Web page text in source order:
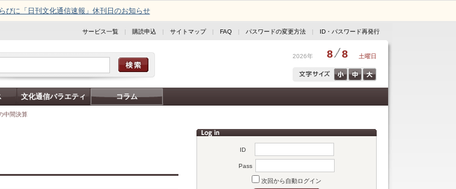
びに「日刊文化通信速報」休刊日のお知らせ
サービス一覧 | 購読申込 | サイトマップ| FAQ | パスワードの変更方法 | ID・パスワード再発行
2026年 8 8 土曜日
文化通信バラエティ コラム
中間決算
ID
Pass
次回から自動ログイン